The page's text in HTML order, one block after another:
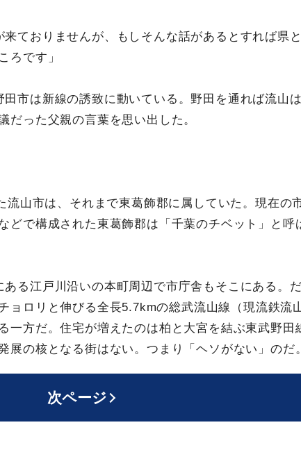
来ておりませんが、もしそんな話があるとすれば県
ろです」
市は新線の誘致に動いている。野田を通れば流山
だった父親の言葉を思い出した。
流山市は、それまで東葛飾郡に属していた。現在の
どで構成された東葛飾郡は「千葉のチベット」と呼
る江戸川沿いの本町周辺で市庁舎もそこにある。
ョロリと伸びる全長5.7kmの総武流山線（現流鉄流
一方だ。住宅が増えたのは柏と大宮を結ぶ東武野田
展の核となる街はない。つまり「ヘソがない」のだ。
次ページ